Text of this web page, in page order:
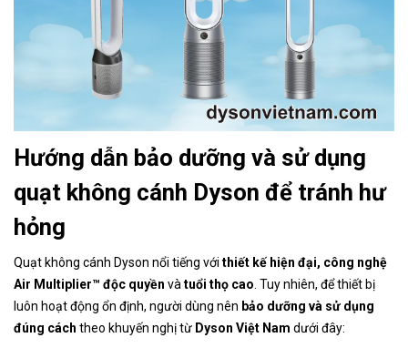
Hướng dẫn bảo dưỡng và sử dụng
quạt không cánh Dyson để tránh hư
hỏng
Quạt không cánh Dyson nổi tiếng với thiết kế hiện đại, công nghệ
Air Multiplier™ độc quyền vàtuổi thọ cao. Tuy nhiên, để thiết bị
luôn hoạt động ổn định, người dùng nên bảo dưỡng và sử dụng
đúng cách theo khuyến nghị từ Dyson Việt Nam dưới đây: